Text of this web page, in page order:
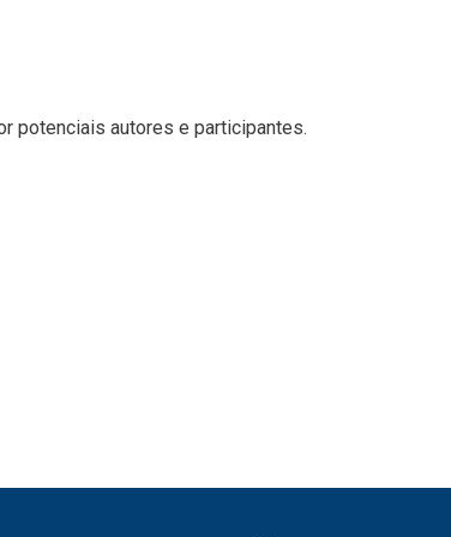
potenciais autores e participantes.